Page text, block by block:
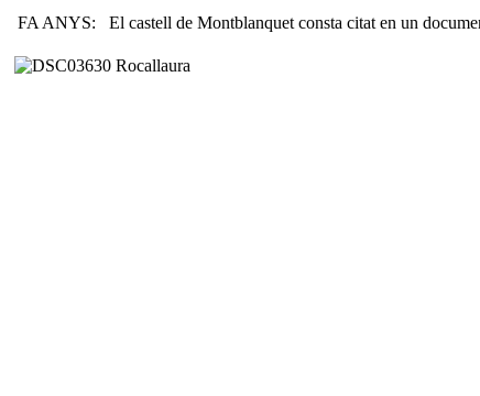
FA ANYS: El castell de Montblanquet consta citat en un